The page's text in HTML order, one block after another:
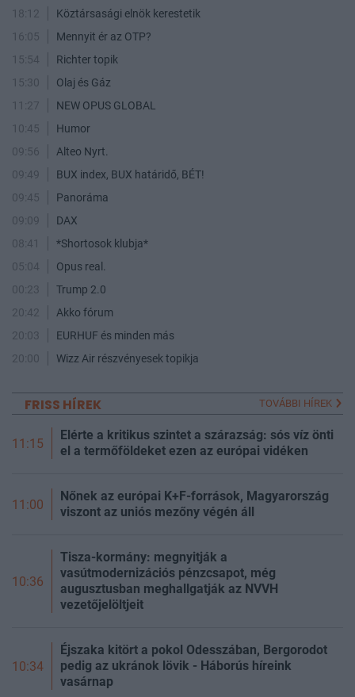
18:12
Köztársasági elnök kerestetik
16:05
Mennyit ér az OTP?
15:54
Richter topik
15:30
Olaj és Gáz
11:27
NEW OPUS GLOBAL
10:45
Humor
09:56
Alteo Nyrt.
09:49
BUX index, BUX határidő, BÉT!
09:45
Panoráma
09:09
DAX
08:41
*Shortosok klubja*
05:04
Opus real.
00:23
Trump 2.0
20:42
Akko fórum
20:03
EURHUF és minden más
20:00
Wizz Air részvényesek topikja
FRISS HÍREK TOVÁBBI HÍREK
11:15
Elérte a kritikus szintet a szárazság: sós víz önti
el a termőföldeket ezen az európai vidéken
11:00
Nőnek az európai K+F-források, Magyarország
viszont az uniós mezőny végén áll
10:36
Tisza-kormány: megnyitják a
vasútmodernizációs pénzcsapot, még
augusztusban meghallgatják az NVVH
vezetőjelöltjeit
10:34
Éjszaka kitört a pokol Odesszában, Bergorodot
pedig az ukránok lövik - Háborús híreink
vasárnap